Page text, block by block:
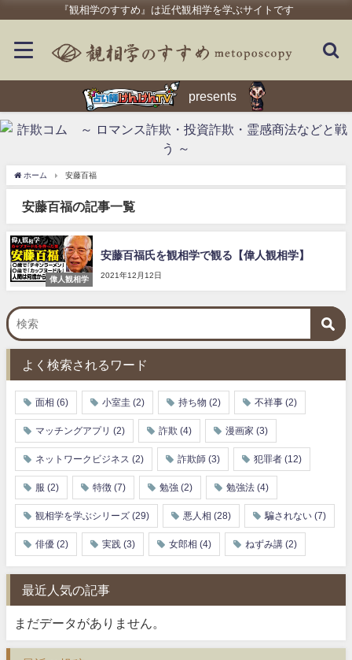
『観相学のすすめ』は近代観相学を学ぶサイトです
presents
ホーム 安藤百福
安藤百福の記事一覧
偉人観相学
安藤百福氏を観相学で観る【偉人観相学】
2021年12月12日
よく検索されるワード
面相 (6) 小室圭 (2) 持ち物 (2) 不祥事 (2)
マッチングアプリ (2) 詐欺 (4) 漫画家 (3)
ネットワークビジネス (2) 詐欺師 (3) 犯罪者 (12)
服 (2) 特徴 (7) 勉強 (2) 勉強法 (4)
観相学を学ぶシリーズ (29) 悪人相 (28) 騙されない (7)
俳優 (2) 実践 (3) 女郎相 (4) ねずみ講 (2)
最近人気の記事
まだデータがありません。